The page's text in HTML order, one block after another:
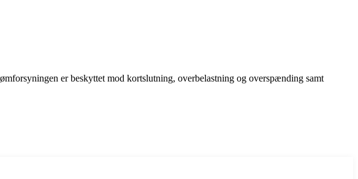
er beskyttet mod kortslutning, overbelastning og overspænding samt